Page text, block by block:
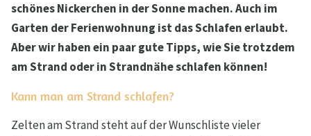
schönes Nickerchen in der Sonne machen. Auch im
Garten der Ferienwohnung ist das Schlafen erlaubt.
Aber wir haben ein paar gute Tipps, wie Sie trotzdem
am Strand oder in Strandnähe schlafen können!
Kann man am Strand schlafen?
Zelten am Strand steht auf der Wunschliste vieler